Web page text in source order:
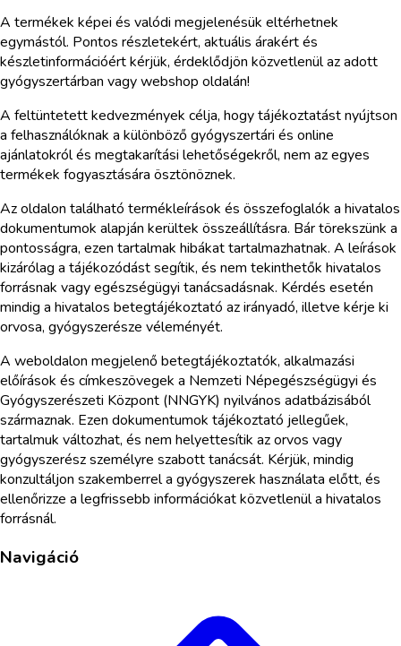
A termékek képei és valódi megjelenésük eltérhetnek
egymástól. Pontos részletekért, aktuális árakért és
készletinformációért kérjük, érdeklődjön közvetlenül az adott
gyógyszertárban vagy webshop oldalán!
A feltüntetett kedvezmények célja, hogy tájékoztatást nyújtson
a felhasználóknak a különböző gyógyszertári és online
ajánlatokról és megtakarítási lehetőségekről, nem az egyes
termékek fogyasztására ösztönöznek.
Az oldalon található termékleírások és összefoglalók a hivatalos
dokumentumok alapján kerültek összeállításra. Bár törekszünk a
pontosságra, ezen tartalmak hibákat tartalmazhatnak. A leírások
kizárólag a tájékozódást segítik, és nem tekinthetők hivatalos
forrásnak vagy egészségügyi tanácsadásnak. Kérdés esetén
mindig a hivatalos betegtájékoztató az irányadó, illetve kérje ki
orvosa, gyógyszerésze véleményét.
A weboldalon megjelenő betegtájékoztatók, alkalmazási
előírások és címkeszövegek a Nemzeti Népegészségügyi és
Gyógyszerészeti Központ (NNGYK) nyilvános adatbázisából
származnak. Ezen dokumentumok tájékoztató jellegűek,
tartalmuk változhat, és nem helyettesítik az orvos vagy
gyógyszerész személyre szabott tanácsát. Kérjük, mindig
konzultáljon szakemberrel a gyógyszerek használata előtt, és
ellenőrizze a legfrissebb információkat közvetlenül a hivatalos
forrásnál.
Navigáció